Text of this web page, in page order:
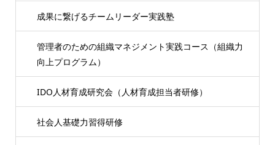
成果に繋げるチームリーダー実践塾
管理者のための組織マネジメント実践コース（組織力
向上プログラム）
IDO人材育成研究会（人材育成担当者研修）
社会人基礎力習得研修